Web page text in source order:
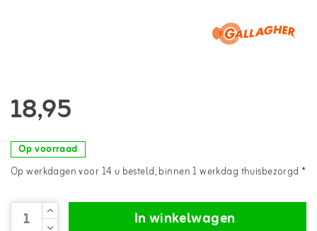
18,95
Op voorraad
Op werkdagen voor 14 u besteld, binnen 1 werkdag thuisbezorgd *
In winkelwagen